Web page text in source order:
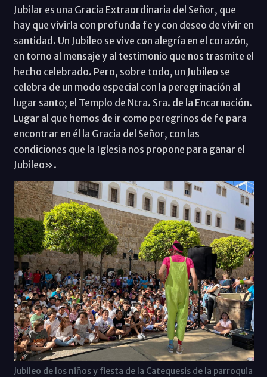
Jubilar es una Gracia Extraordinaria del Señor, que
hay que vivirla con profunda fe y con deseo de vivir en
santidad. Un Jubileo se vive con alegría en el corazón,
en torno al mensaje y al testimonio que nos trasmite el
hecho celebrado. Pero, sobre todo, un Jubileo se
celebra de un modo especial con la peregrinación al
lugar santo; el Templo de Ntra. Sra. de la Encarnación.
Lugar al que hemos de ir como peregrinos de fe para
encontrar en él la Gracia del Señor, con las
condiciones que la Iglesia nos propone para ganar el
Jubileo».
Jubileo de los niños y fiesta de la Catequesis de la parroquia